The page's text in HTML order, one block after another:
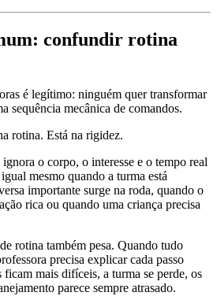
confundir rotina
é legítimo: ninguém quer transformar
sequência mecânica de comandos.
rotina. Está na rigidez.
o corpo, o interesse e o tempo real
mesmo quando a turma está
importante surge na roda, quando o
rica ou quando uma criança precisa
rotina também pesa. Quando tudo
precisa explicar cada passo
ficam mais difíceis, a turma se perde, os
parece sempre atrasado.